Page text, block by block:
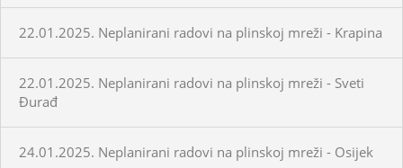
22.01.2025. Neplanirani radovi na plinskoj mreži - Krapina
22.01.2025. Neplanirani radovi na plinskoj mreži - Sveti
Đurađ
24.01.2025. Neplanirani radovi na plinskoj mreži - Osijek